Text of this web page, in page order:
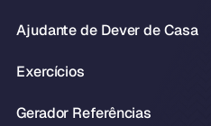
Ajudante de Dever de Casa
Exercícios
Gerador Referências